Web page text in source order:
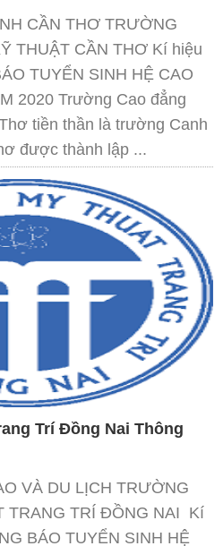
CẦN THƠ TRƯỜNG
THUẬT CẦN THƠ Kí hiệu
TUYỂN SINH HỆ CAO
2020 Trường Cao đẳng
tiền thần là trường Canh
được thành lập ...
Trí Đồng Nai Thông
VÀ DU LỊCH TRƯỜNG
TRANG TRÍ ĐỒNG NAI Kí
BÁO TUYỂN SINH HỆ